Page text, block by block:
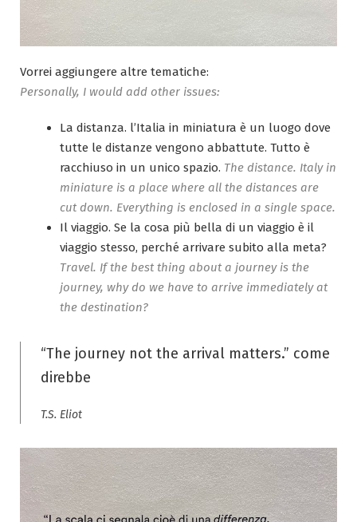
Vorrei aggiungere altre tematiche:
Personally, I would add other issues:
La distanza. l’Italia in miniatura è un luogo dove
tutte le distanze vengono abbattute. Tutto è
racchiuso in un unico spazio. The distance. Italy in
miniature is a place where all the distances are
cut down. Everything is enclosed in a single space.
Il viaggio. Se la cosa più bella di un viaggio è il
viaggio stesso, perché arrivare subito alla meta?
Travel. If the best thing about a journey is the
journey, why do we have to arrive immediately at
the destination?
“The journey not the arrival matters.” come
direbbe
T.S. Eliot